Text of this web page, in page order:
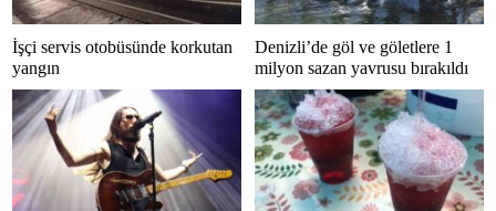
İşçi servis otobüsünde korkutan
yangın
Denizli’de göl ve göletlere 1
milyon sazan yavrusu bırakıldı